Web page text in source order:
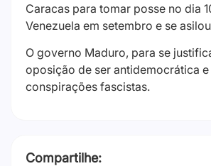
Caracas para tomar posse no dia
Venezuela em setembro e se
O governo Maduro, para se
oposição de ser antidemocrática
conspirações fascistas.
Compartilhe: